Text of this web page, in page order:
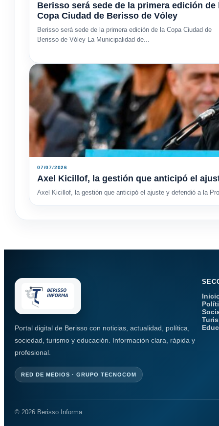
Berisso será sede de la primera edición de
Copa Ciudad de Berisso de Vóley
Berisso será sede de la primera edición de la Copa Ciudad de
Berisso de Vóley La Municipalidad de...
07/07/2026
Axel Kicillof, la gestión que anticipó el
Axel Kicillof, la gestión que anticipó el ajuste y defendió a la
Portal digital de Berisso con noticias, actualidad, política,
sociedad, turismo y educación. Información clara, rápida y
profesional.
RED DE MEDIOS · GRUPO TECNOCOM
© 2026 Berisso Informa